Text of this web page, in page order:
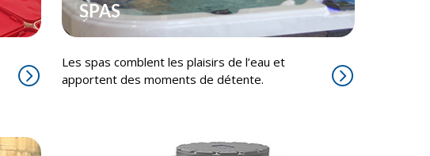
SPAS
Les spas comblent les plaisirs de l’eau et
apportent des moments de détente.